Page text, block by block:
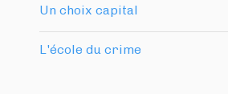
Un choix capital
L'école du crime